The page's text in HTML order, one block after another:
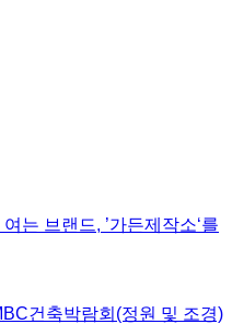
는 브랜드, ’가든제작소‘를
건축박람회(정원 및 조경)